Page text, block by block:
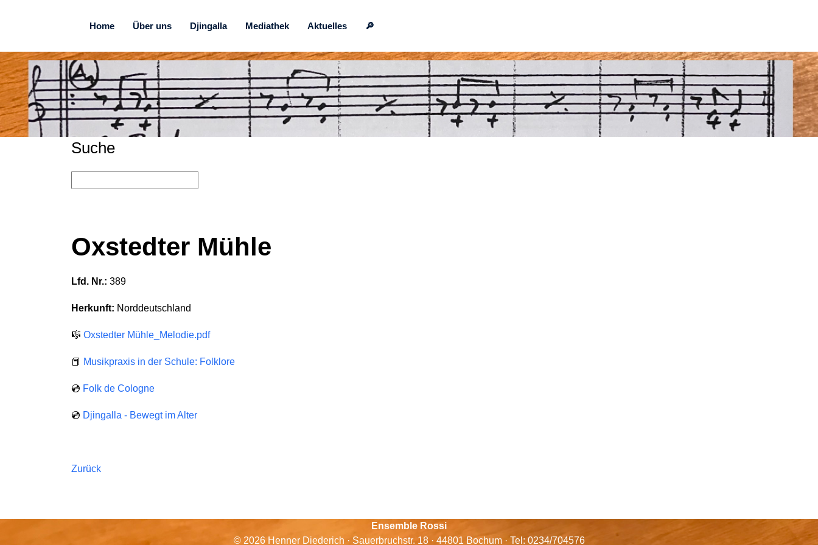
Home Über uns Djingalla Mediathek Aktuelles 🔎
Suche
Oxstedter Mühle
Lfd. Nr.: 389
Herkunft: Norddeutschland
🎼 Oxstedter Mühle_Melodie.pdf
📕 Musikpraxis in der Schule: Folklore
💿 Folk de Cologne
💿 Djingalla - Bewegt im Alter
Zurück
Ensemble Rossi
© 2026 Henner Diederich · Sauerbruchstr. 18 · 44801 Bochum · Tel: 0234/704576